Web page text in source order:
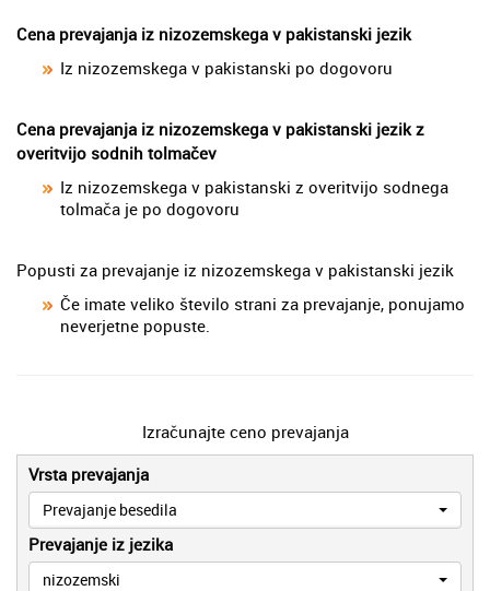
Cena prevajanja iz nizozemskega v pakistanski jezik
Iz nizozemskega v pakistanski po dogovoru
Cena prevajanja iz nizozemskega v pakistanski jezik z
overitvijo sodnih tolmačev
Iz nizozemskega v pakistanski z overitvijo sodnega
tolmača je po dogovoru
Popusti za prevajanje iz nizozemskega v pakistanski jezik
Če imate veliko število strani za prevajanje, ponujamo
neverjetne popuste.
Izračunajte ceno prevajanja
Vrsta prevajanja
Prevajanje besedila
Prevajanje iz jezika
nizozemski